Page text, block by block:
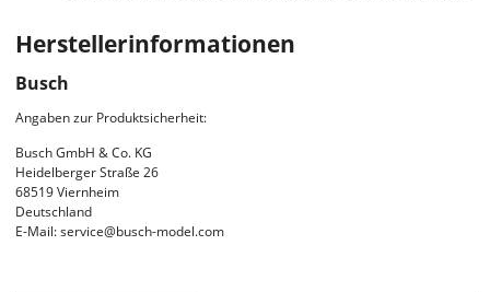
Herstellerinformationen
Busch
Angaben zur Produktsicherheit:
Busch GmbH & Co. KG
Heidelberger Straße 26
68519 Viernheim
Deutschland
E-Mail: service@busch-model.com